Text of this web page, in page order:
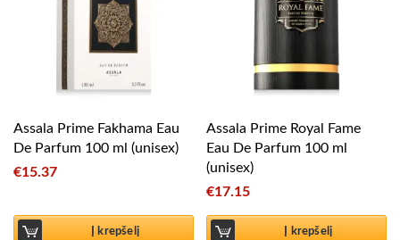
Assala Prime Fakhama Eau
De Parfum 100 ml (unisex)
€15.37
Į krepšelį
Assala Prime Royal Fame
Eau De Parfum 100 ml
(unisex)
€17.15
Į krepšelį